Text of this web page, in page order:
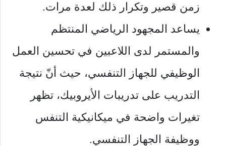
زمن قصير وتكرار ذلك لعدة مرات.
يساعد المجهود الرياضي المنتظم
والمستمر لدى اللاعبين في تحسين العمل
الوظيفي للجهاز التنفسي، حيث أنّ نتيجة
التدريب على تدريبات الأيروبيك، تظهر
تغيرات واضحة في ميكانيكية التنفس
ووظيفة الجهاز التنفسي.